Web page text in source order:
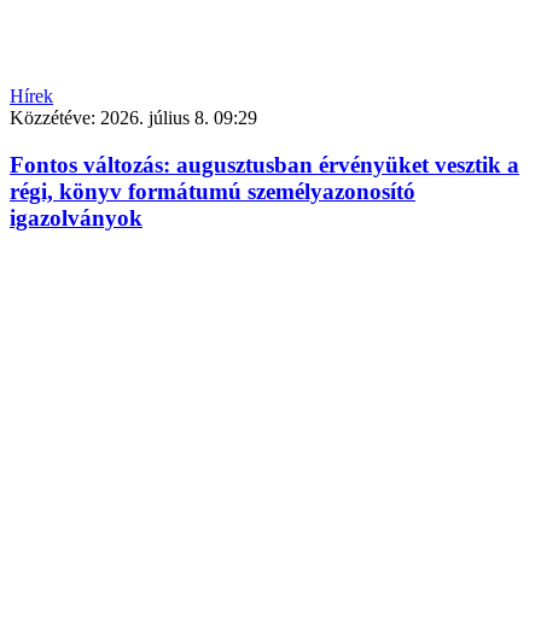
Hírek
Közzétéve: 2026. július 8. 09:29
Fontos változás: augusztusban érvényüket vesztik a
régi, könyv formátumú személyazonosító
igazolványok